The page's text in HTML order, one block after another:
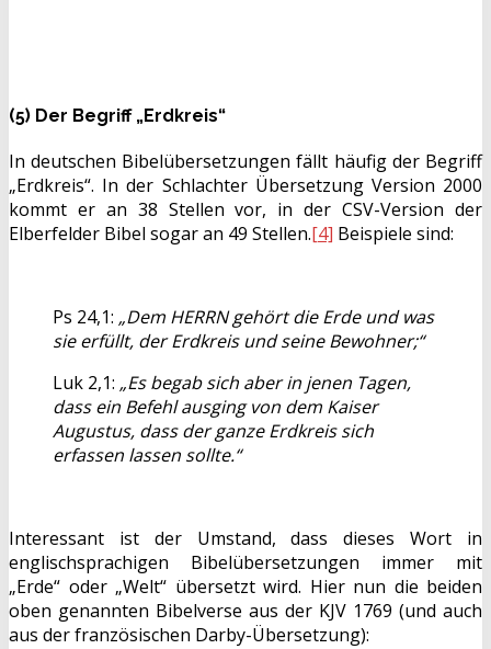
(5) Der Begriff „Erdkreis“
In deutschen Bibelübersetzungen fällt häufig der Begriff
„Erdkreis“. In der Schlachter Übersetzung Version 2000
kommt er an 38 Stellen vor, in der CSV-Version der
Elberfelder Bibel sogar an 49 Stellen.[4] Beispiele sind:
Ps 24,1: „Dem HERRN gehört die Erde und was
sie erfüllt, der Erdkreis und seine Bewohner;“
Luk 2,1: „Es begab sich aber in jenen Tagen,
dass ein Befehl ausging von dem Kaiser
Augustus, dass der ganze Erdkreis sich
erfassen lassen sollte.“
Interessant ist der Umstand, dass dieses Wort in
englischsprachigen Bibelübersetzungen immer mit
„Erde“ oder „Welt“ übersetzt wird. Hier nun die beiden
oben genannten Bibelverse aus der KJV 1769 (und auch
aus der französischen Darby-Übersetzung):